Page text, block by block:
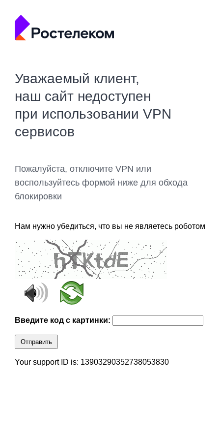
Уважаемый клиент,
наш сайт недоступен
при использовании VPN
сервисов
Пожалуйста, отключите VPN или
воспользуйтесь формой ниже для обхода
блокировки
Нам нужно убедиться, что вы не являетесь роботом
Введите код с картинки:
Отправить
Your support ID is: 13903290352738053830